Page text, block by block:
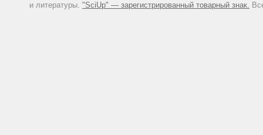
и литературы. "SciUp" — зарегистрированный товарный знак.